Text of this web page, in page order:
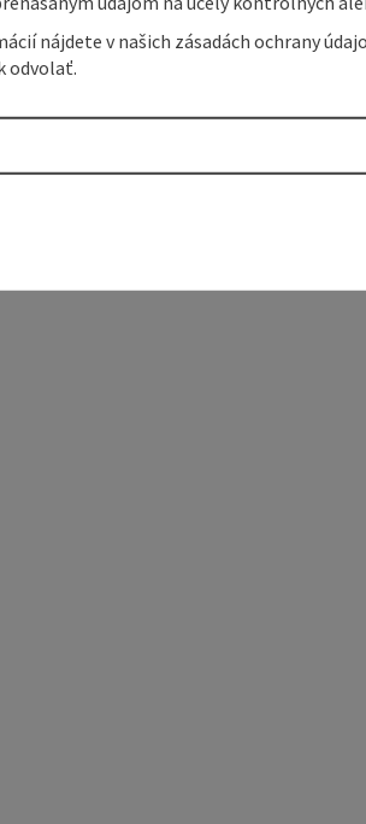
nájdete v našich zásadách ochrany
odvolať.